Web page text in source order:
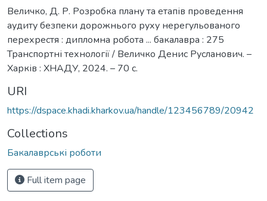
Величко, Д. Р. Розробка плану та етапів проведення
аудиту безпеки дорожнього руху нерегульованого
перехрестя : дипломна робота ... бакалавра : 275
Транспортні технології / Величко Денис Русланович. –
Харків : ХНАДУ, 2024. – 70 с.
URI
https://dspace.khadi.kharkov.ua/handle/123456789/20942
Collections
Бакалаврські роботи
Full item page